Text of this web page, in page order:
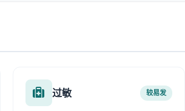
过敏 较易发